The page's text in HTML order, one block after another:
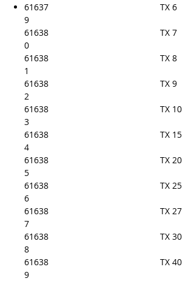
61637
9
TX 6
61638
0
TX 7
61638
1
TX 8
61638
2
TX 9
61638
3
TX 10
61638
4
TX 15
61638
5
TX 20
61638
6
TX 25
61638
7
TX 27
61638
8
TX 30
61638
9
TX 40